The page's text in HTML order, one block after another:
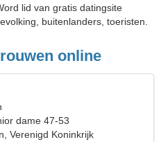
lid van gratis datingsite
buitenlanders, toeristen.
online
dame 47-53
Verenigd Koninkrijk